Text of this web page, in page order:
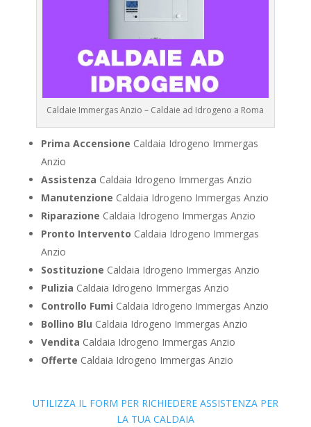
Caldaie Immergas Anzio – Caldaie ad Idrogeno a Roma
Prima Accensione Caldaia Idrogeno Immergas
Anzio
Assistenza Caldaia Idrogeno Immergas Anzio
Manutenzione Caldaia Idrogeno Immergas Anzio
Riparazione Caldaia Idrogeno Immergas Anzio
Pronto Intervento Caldaia Idrogeno Immergas
Anzio
Sostituzione Caldaia Idrogeno Immergas Anzio
Pulizia Caldaia Idrogeno Immergas Anzio
Controllo Fumi Caldaia Idrogeno Immergas Anzio
Bollino Blu Caldaia Idrogeno Immergas Anzio
Vendita Caldaia Idrogeno Immergas Anzio
Offerte Caldaia Idrogeno Immergas Anzio
UTILIZZA IL FORM PER RICHIEDERE ASSISTENZA PER
LA TUA CALDAIA